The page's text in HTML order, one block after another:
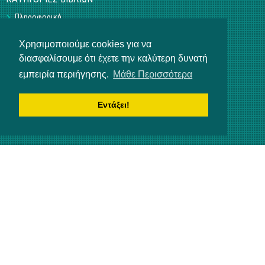
Χρησιμοποιούμε cookies για να
διασφαλίσουμε ότι έχετε την καλύτερη δυνατή
εμπειρία περιήγησης. Μάθε Περισσότερα
Εντάξει!
Πληροφορική
Τεχνικά
Γεωπονικά
Υπό Έκδοση
Η ΕΤΑΙΡΕΙΑ
Επικοινωνία
Αρ. Γ.Ε.ΜΗ 3840901000